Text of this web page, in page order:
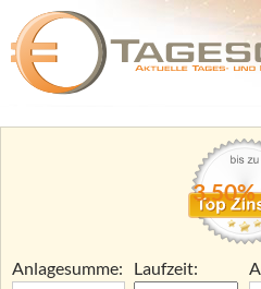
Zum
3,50%
Anlagesumme:
Laufzeit: